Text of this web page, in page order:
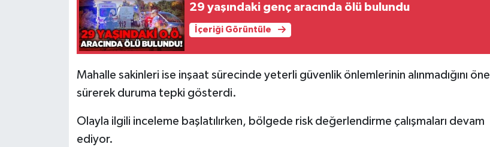
29 yaşındaki genç aracında ölü bulundu
İçeriği Görüntüle
Mahalle sakinleri ise inşaat sürecinde yeterli güvenlik önlemlerinin alınmadığını öne
sürerek duruma tepki gösterdi.
Olayla ilgili inceleme başlatılırken, bölgede risk değerlendirme çalışmaları devam
ediyor.